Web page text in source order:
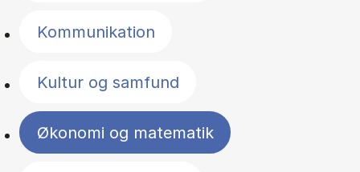
Kommunikation
Kultur og samfund
Økonomi og matematik